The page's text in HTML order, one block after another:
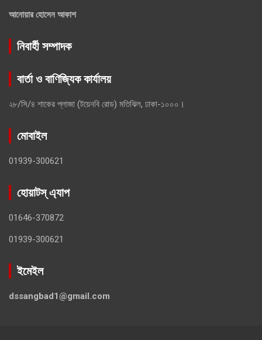
আনোয়ার হোসেন আকাশ
নিবার্হী সম্পাদক
বার্তা ও বাণিজ্যিক কার্যালয়
২৮/সি/৪ শাকের প্লাজা (টয়েনবি রোড) মতিঝিল, ঢাকা-১০০০।
মোবাইল
01939-300621
হোয়াটস্ এ্যাপ
01646-370872
01939-300621
ইমেইল
dssangbad1@gmail.com